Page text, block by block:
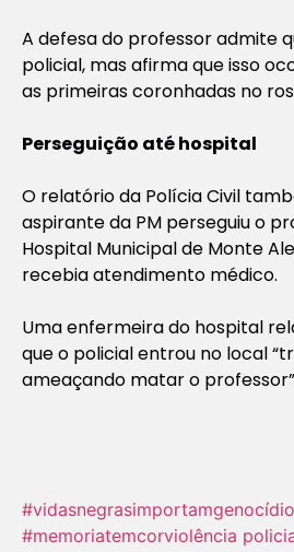
A defesa do professor admite
policial, mas afirma que isso
as primeiras coronhadas no
Perseguição até hospital
O relatório da Polícia Civil
aspirante da PM perseguiu o
Hospital Municipal de Monte
recebia atendimento médico.
Uma enfermeira do hospital
que o policial entrou no local
ameaçando matar o
#vidasnegrasimportam
#memoriatemcorviolência